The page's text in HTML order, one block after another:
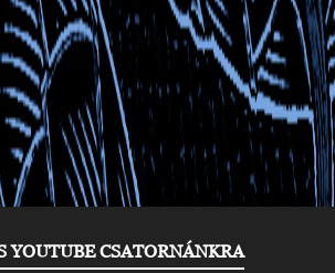
YOUTUBE CSATORNÁNKRA